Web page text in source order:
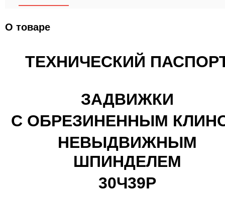
О товаре
ТЕХНИЧЕСКИЙ
ЗАДВИЖКИ
С ОБРЕЗИНЕННЫМ
НЕВЫДВИЖНЫМ
ШПИНДЕЛЕМ
30Ч39Р